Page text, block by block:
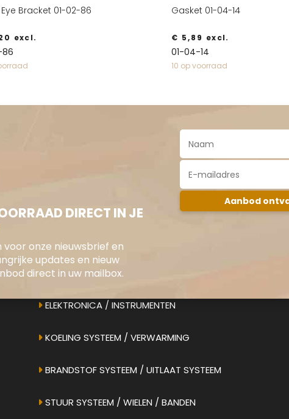
Bracket 01-02-86
excl.
86
Gasket 01-04-14
€ 5,89 excl.
01-04-14
10 op voorraad
DIRECT IN JE
voor onze nieuwsbrief en
updates en nieuw
direct in uw mailbox.
ONS AANBOD
ELEKTRONICA / INSTRUMENTEN
KOELING SYSTEEM / VERWARMING
BRANDSTOF SYSTEEM / UITLAAT SYSTEEM
STUUR SYSTEEM / WIELEN / BANDEN